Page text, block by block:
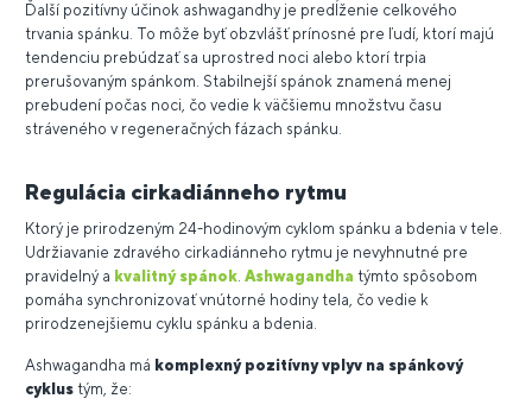
Ďalší pozitívny účinok ashwagandhy je predĺženie celkového
trvania spánku. To môže byť obzvlášť prínosné pre ľudí, ktorí majú
tendenciu prebúdzať sa uprostred noci alebo ktorí trpia
prerušovaným spánkom. Stabilnejší spánok znamená menej
prebudení počas noci, čo vedie k väčšiemu množstvu času
stráveného v regeneračných fázach spánku.
Regulácia cirkadiánneho rytmu
Ktorý je prirodzeným 24-hodinovým cyklom spánku a bdenia v tele.
Udržiavanie zdravého cirkadiánneho rytmu je nevyhnutné pre
pravidelný a kvalitný spánok. Ashwagandha týmto spôsobom
pomáha synchronizovať vnútorné hodiny tela, čo vedie k
prirodzenejšiemu cyklu spánku a bdenia.
Ashwagandha má komplexný pozitívny vplyv na spánkový
cyklus tým, že: